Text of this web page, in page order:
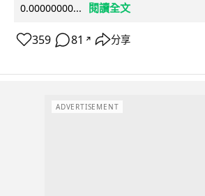
0.00000000...
閱讀全文
359 81 ↗ 分享
ADVERTISEMENT